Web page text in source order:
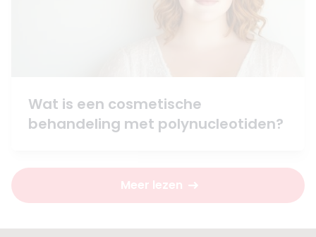
Wat is een cosmetische
behandeling met polynucleotiden?
Meer lezen